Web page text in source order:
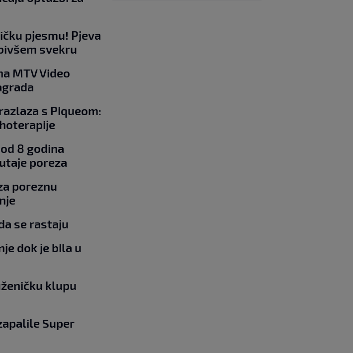
pjesmu! Pjeva
svekru
MTV Video
s Piqueom:
8 godina
poreza
poreznu
se rastaju
dok je bila u
klupu
Super